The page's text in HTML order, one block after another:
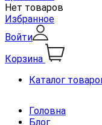
Нет товаров
Избранное
Войти
Корзина
Каталог
Головна
Блог